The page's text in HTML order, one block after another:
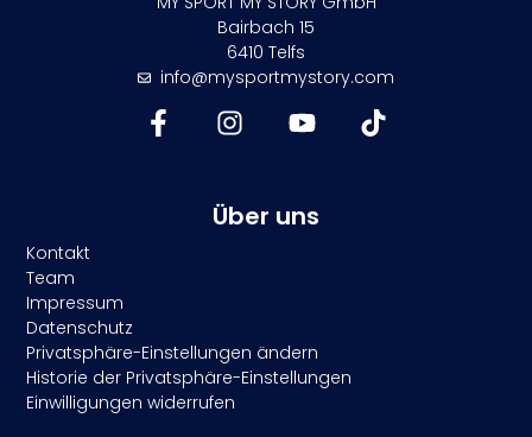
Bairbach 15
6410 Telfs
info@mysportmystory.com
Über uns
Kontakt
Team
Impressum
Datenschutz
Privatsphäre-Einstellungen ändern
Historie der Privatsphäre-Einstellungen
Einwilligungen widerrufen